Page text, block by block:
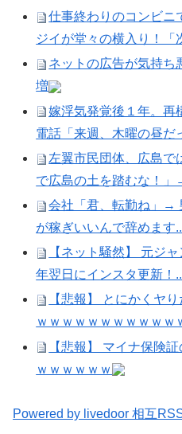
仕事終わりのコンビニ
ジイが堂々の横入り！「
ネットの広告が気持
増
嫁浮気発覚後１年。再
電話「来週、木曜の昼だ
左翼市民団体、広島で
で広島の土を踏むな！」
会社「君、転勤ね」→
が稼ぎいいんで辞めます
【ネット騒然】 元ジ
年翌日にインスタ更新！
【悲報】 とにかくヤ
ｗｗｗｗｗｗｗｗｗｗｗ
【悲報】 マイナ保険
ｗｗｗｗｗｗ
Powered by livedoor 相互